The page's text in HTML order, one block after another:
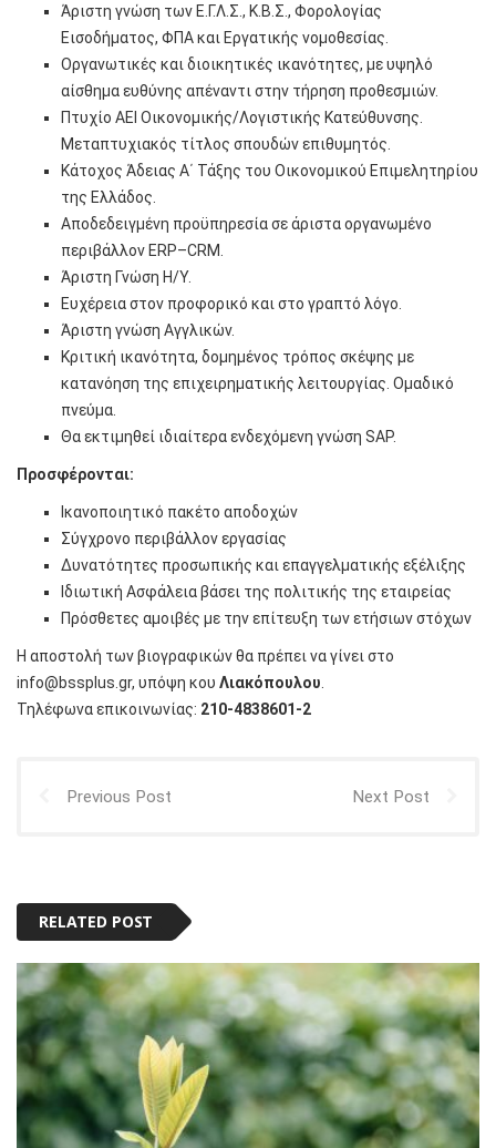
Άριστη γνώση των Ε.Γ.Λ.Σ., Κ.Β.Σ., Φορολογίας
Εισοδήματος, ΦΠΑ και Εργατικής νομοθεσίας.
Οργανωτικές και διοικητικές ικανότητες, με υψηλό
αίσθημα ευθύνης απέναντι στην τήρηση προθεσμιών.
Πτυχίο ΑΕΙ Οικονομικής/Λογιστικής Κατεύθυνσης.
Μεταπτυχιακός τίτλος σπουδών επιθυμητός.
Κάτοχος Άδειας Α΄ Τάξης του Οικονομικού Επιμελητηρίου
της Ελλάδος.
Αποδεδειγμένη προϋπηρεσία σε άριστα οργανωμένο
περιβάλλον ERP–CRM.
Άριστη Γνώση Η/Υ.
Ευχέρεια στον προφορικό και στο γραπτό λόγο.
Άριστη γνώση Αγγλικών.
Κριτική ικανότητα, δομημένος τρόπος σκέψης με
κατανόηση της επιχειρηματικής λειτουργίας. Ομαδικό
πνεύμα.
Θα εκτιμηθεί ιδιαίτερα ενδεχόμενη γνώση SAP.
Προσφέρονται:
Ικανοποιητικό πακέτο αποδοχών
Σύγχρονο περιβάλλον εργασίας
Δυνατότητες προσωπικής και επαγγελματικής εξέλιξης
Ιδιωτική Ασφάλεια βάσει της πολιτικής της εταιρείας
Πρόσθετες αμοιβές με την επίτευξη των ετήσιων στόχων
Η αποστολή των βιογραφικών θα πρέπει να γίνει στο
info@bssplus.gr, υπόψη κου Λιακόπουλου
Τηλέφωνα επικοινωνίας: 210-4838601-2
Previous Post Next Post
RELATED POST